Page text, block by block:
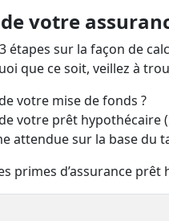
votre
étapes sur la façon de
que ce soit, veillez à
votre mise de fonds ?
votre prêt hypothécaire
attendue sur la base du
primes d’assurance